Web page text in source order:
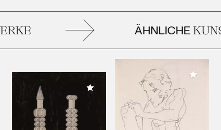
ÄHNLICHE
Meiner Sammlung hinzufügen
Meiner